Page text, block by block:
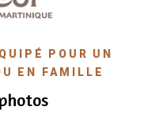
POUR UN
EN FAMILLE